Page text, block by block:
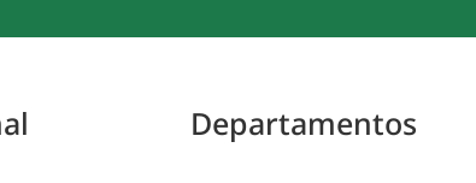
Departamentos